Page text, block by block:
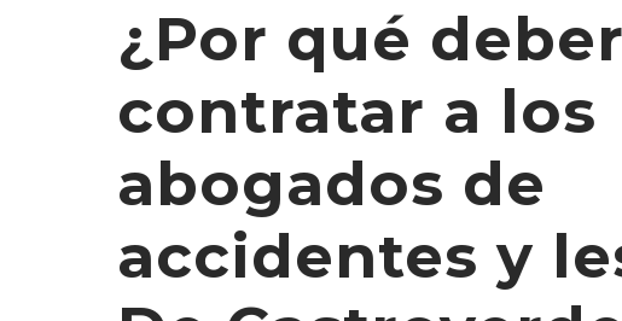
¿Por qué
contratar a los
abogados de
accidentes y